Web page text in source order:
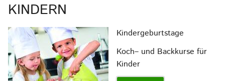
KINDERN
Kindergeburtstage
Koch– und Backkurse für
Kinder